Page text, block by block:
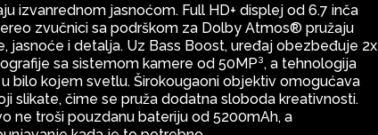
izvanrednom jasnoćom. Full HD+ displej od 6.7 inča
zvučnici sa podrškom za Dolby Atmos® pružaju
jasnoće i detalja. Uz Bass Boost, uređaj obezbeđuje 2x
sa sistemom kamere od 50MP³, a tehnologija
bilo kojem svetlu. Širokougaoni objektiv omogućava
slikate, čime se pruža dodatna sloboda kreativnosti.
ne troši pouzdanu bateriju od 5200mAh, a